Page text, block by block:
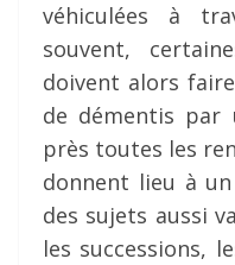
véhiculées à
souvent,
doivent alors
de démentis par
près toutes les
donnent lieu à
des sujets aussi
les successions,